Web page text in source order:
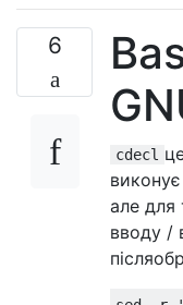
6
cdecl
але для
вводу /